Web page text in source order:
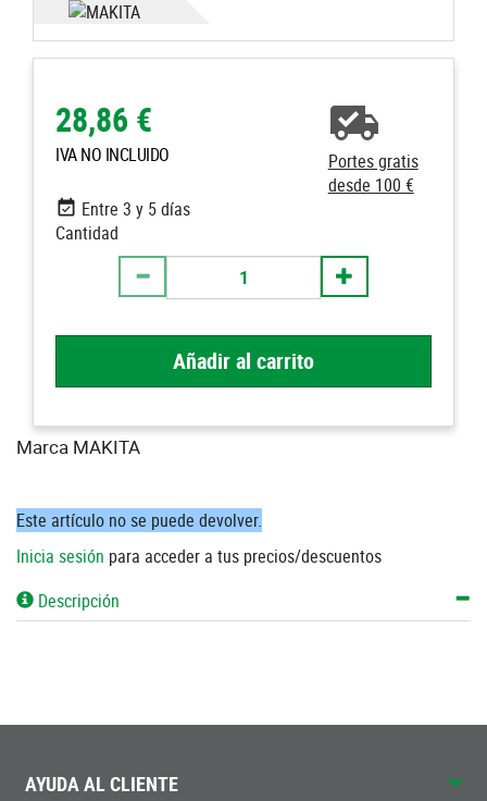
28,86 €
IVA NO INCLUIDO
Portes gratis
desde 100 €
Entre 3 y 5 días
Cantidad
Añadir al carrito
Marca MAKITA
Este artículo no se puede devolver.
Inicia sesión para acceder a tus precios/descuentos
Descripción
AYUDA AL CLIENTE